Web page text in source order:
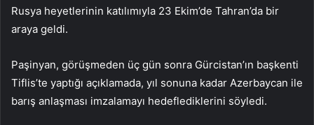
Rusya heyetlerinin katılımıyla 23 Ekim’de Tahran’da bir
araya geldi.
Paşinyan, görüşmeden üç gün sonra Gürcistan’ın başkenti
Tiflis’te yaptığı açıklamada, yıl sonuna kadar Azerbaycan ile
barış anlaşması imzalamayı hedeflediklerini söyledi.